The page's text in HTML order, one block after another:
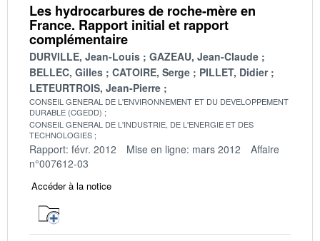
Les hydrocarbures de roche-mère en
France. Rapport initial et rapport
complémentaire
DURVILLE, Jean-Louis
GAZEAU, Jean-Claude
BELLEC, Gilles
CATOIRE, Serge
PILLET, Didier
LETEURTROIS, Jean-Pierre
CONSEIL GENERAL DE L'ENVIRONNEMENT ET DU DEVELOPPEMENT
DURABLE (CGEDD)
CONSEIL GENERAL DE L'INDUSTRIE, DE L'ENERGIE ET DES
TECHNOLOGIES
Rapport: févr. 2012 Mise en ligne: mars 2012
Affaire
n°007612-03
Accéder à la notice